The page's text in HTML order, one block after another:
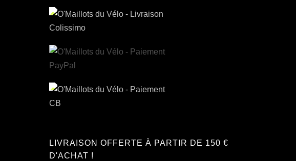
LIVRAISON OFFERTE À PARTIR DE 150 €
D'ACHAT !